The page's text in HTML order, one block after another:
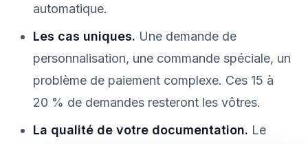
automatique.
Les cas uniques. Une demande de
personnalisation, une commande spéciale, un
problème de paiement complexe. Ces 15 à
20 % de demandes resteront les vôtres.
La qualité de votre documentation. Le